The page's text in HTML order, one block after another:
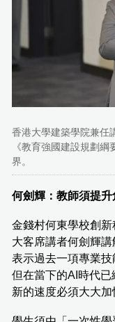
香港大學建築學院兼任
《教育強國建設規劃
界。
何劍輝：教師須提
金錢村何東學校創
大客席講者何劍輝
表示過去一項專業技
但在當下的AI時代
新的速度必須大大加